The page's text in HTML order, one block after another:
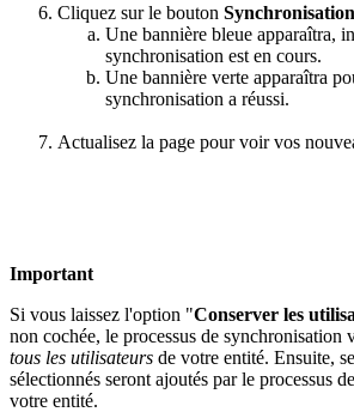
Cliquez sur le bouton Synchronisation
Une bannière bleue apparaîtra,
synchronisation est en cours.
Une bannière verte apparaîtra
synchronisation a réussi.
Actualisez la page pour voir vos
Important
Si vous laissez l'option "Conserver les
non cochée, le processus de synchronisation
tous les utilisateurs de votre entité. Ensuite,
sélectionnés seront ajoutés par le processus
votre entité.